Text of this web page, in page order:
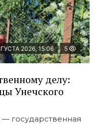
2026, 15:06 5
делу:
Унечского
государственная